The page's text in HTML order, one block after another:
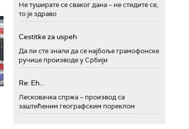
Не туширате се сваког дана – не стидите се,
то је здраво
Cestitke za uspeh
Да ли сте знали да се најбоље грамофонске
ручице производе у Србији
Re: Eh...
Лесковачка спржа – производ са
заштићеним географским пореклом